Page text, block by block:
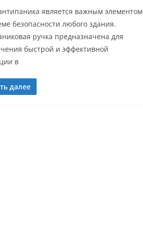
является важным элементом
безопасности любого здания.
ручка предназначена для
быстрой и эффективной
в
далее